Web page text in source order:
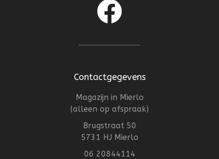
Contactgegevens
Magazijn in Mierlo
(alleen op afspraak)
Brugstraat 50
5731 HJ Mierlo
06 20844114